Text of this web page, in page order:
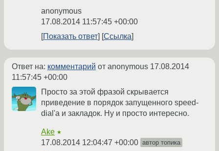
anonymous
17.08.2014 11:57:45 +00:00
Показать ответ
Ссылка
Ответ на: комментарий от anonymous 17.08.2014
11:57:45 +00:00
Просто за этой фразой скрывается
приведение в порядок запущенного speed-
dial'а и закладок. Ну и просто интересно.
Ake ★
17.08.2014 12:04:47 +00:00 автор топика